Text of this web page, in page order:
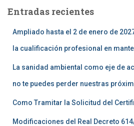
Entradas recientes
Ampliado hasta el 2 de enero de
la cualificación profesional en
La sanidad ambiental como eje de
no te puedes perder nuestras
Como Tramitar la Solicitud del
Modificaciones del Real Decreto